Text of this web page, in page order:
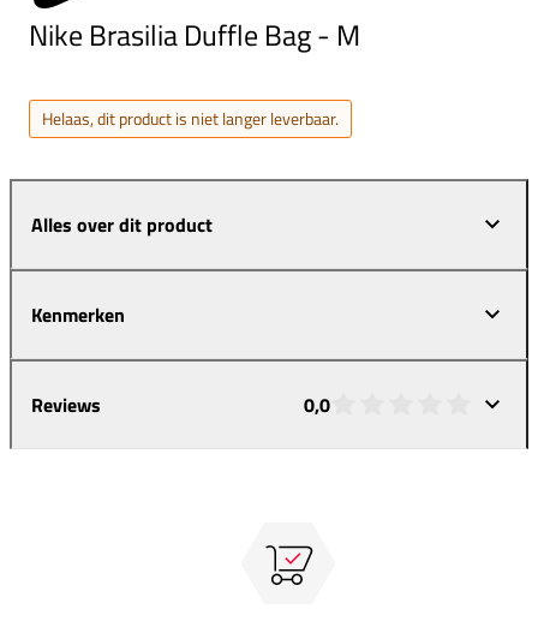
Nike Brasilia Duffle Bag - M
Helaas, dit product is niet langer leverbaar.
Alles over dit product
Kenmerken
Reviews 0,0